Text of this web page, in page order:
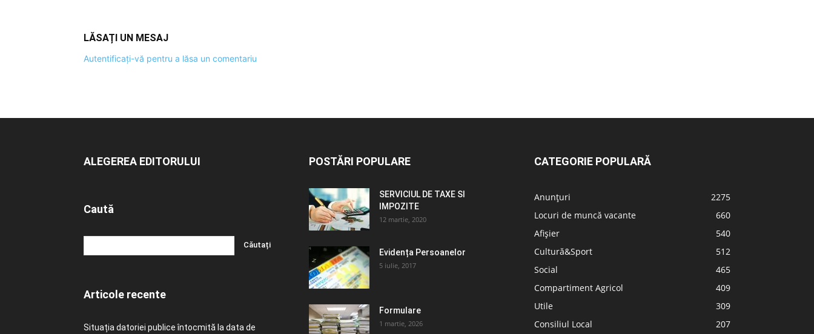
LĂSAȚI UN MESAJ
Autentificați-vă pentru a lăsa un comentariu
ALEGEREA EDITORULUI
Caută
Articole recente
Situația datoriei publice întocmită la data de
POSTĂRI POPULARE
SERVICIUL DE TAXE SI
IMPOZITE
12 martie, 2020
Evidența Persoanelor
5 iulie, 2017
Formulare
1 martie, 2026
CATEGORIE POPULARĂ
Anunțuri
2275
Locuri de muncă vacante
660
Afișier
540
Cultură&Sport
512
Social
465
Compartiment Agricol
409
Utile
309
Consiliul Local
207